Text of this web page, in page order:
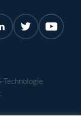
Technologie